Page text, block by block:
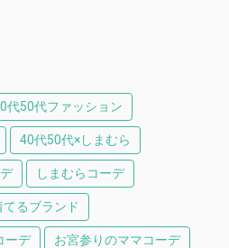
代50代ファッション
40代50代×しまむら
しまむらコーデ
てるブランド
ーデ お宮参りのママコーデ